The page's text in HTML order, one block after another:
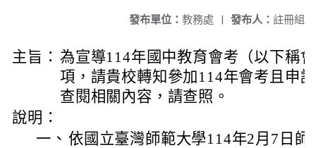
發布人： 註冊組
發布單位： 教務處 |
主旨： 為宣導114年國中教育會考（以下稱
項，請貴校轉知參加114年會考且申
查閱相關內容，請查照。
說明：
一、 依國立臺灣師範大學114年2月7日師